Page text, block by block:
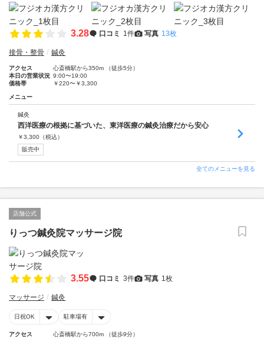
3.28 口コミ 1件 写真 13枚
接骨・整骨 鍼灸
アクセス
心斎橋駅から350m （徒歩5分）
本日の営業状況 9:00〜19:00
価格帯
￥220〜￥3,300
メニュー
鍼灸
西洋医療の根拠に基づいた、東洋医療の鍼灸治療だから安心
￥3,300 （税込）
販売中
全てのメニューを見る
店舗公式
りっつ鍼灸院マッサージ院
3.55 口コミ 3件 写真 1枚
マッサージ 鍼灸
日祝OK 駐車場有
アクセス
心斎橋駅から700m （徒歩9分）